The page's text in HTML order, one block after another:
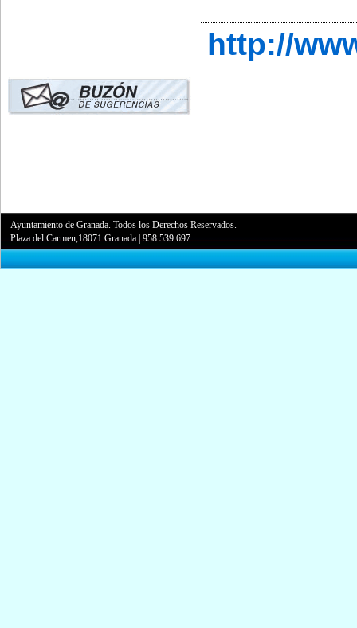
http://
Ayuntamiento de Granada. Todos los Derechos Reservados.
Plaza del Carmen,18071 Granada |958 539 697